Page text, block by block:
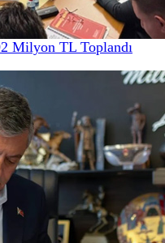
Milyon TL Toplandı